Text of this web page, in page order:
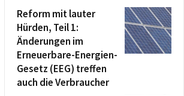
Reform mit lauter
Hürden, Teil 1:
Änderungen im
Erneuerbare-Energien-
Gesetz (EEG) treffen
auch die Verbraucher